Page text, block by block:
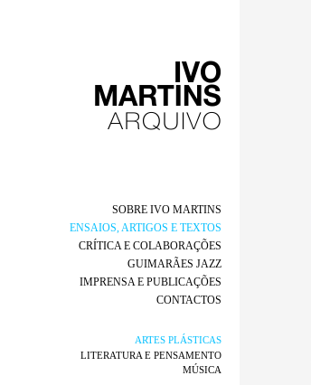
ENSAIOS, ARTIGOS E TEXTOS
ARTES PLÁSTICAS
LITERATURA E PENSAMENTO
MÚSICA
GUIMARÃES JAZZ
SOBRE IVO MARTINS
IMPRENSA E PUBLICAÇÕES
CONTACTOS
CRÍTICA E COLABORAÇÕES